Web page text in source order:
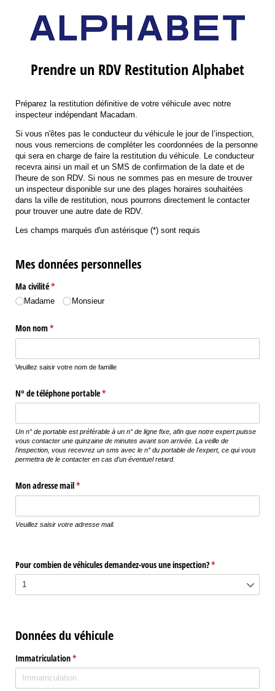
Prendre un RDV Restitution Alphabet
Préparez la restitution définitive de votre véhicule avec notre
inspecteur indépendant Macadam.
Si vous n'êtes pas le conducteur du véhicule le jour de l’inspection,
nous vous remercions de compléter les coordonnées de la personne
qui sera en charge de faire la restitution du véhicule. Le conducteur
recevra ainsi un mail et un SMS de confirmation de la date et de
l'heure de son RDV. Si nous ne sommes pas en mesure de trouver
un inspecteur disponible sur une des plages horaires souhaitées
dans la ville de restitution, nous pourrons directement le contacter
pour trouver une autre date de RDV.
Les champs marqués d'un astérisque (*) sont requis
Mes données personnelles
Ma civilité*
(requis)
Madame Monsieur
Mon nom*
(requis)
Veuillez saisir votre nom de famille
N° de téléphone portable*
(requis)
Un n° de portable est préférable à un n° de ligne fixe, afin que notre expert puisse
vous contacter une quinzaine de minutes avant son arrivée. La veille de
l'inspection, vous recevrez un sms avec le n° du portable de l'expert, ce qui vous
permettra de le contacter en cas d'un éventuel retard.
Mon adresse mail*
(requis)
Veuillez saisir votre adresse mail.
Pour combien de véhicules demandez-vous une inspection?*
(requis)
Données du véhicule
Immatriculation*
(requis)